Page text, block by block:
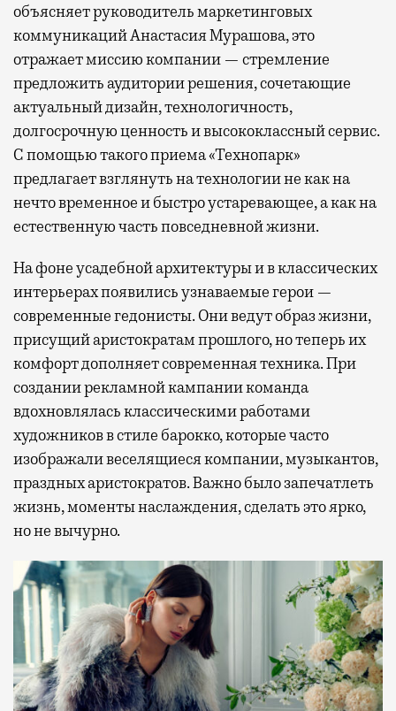
объясняет руководитель маркетинговых
коммуникаций Анастасия Мурашова, это
отражает миссию компании — стремление
предложить аудитории решения, сочетающие
актуальный дизайн, технологичность,
долгосрочную ценность и высококлассный сервис.
С помощью такого приема «Технопарк»
предлагает взглянуть на технологии не как на
нечто временное и быстро устаревающее, а как на
естественную часть повседневной жизни.
На фоне усадебной архитектуры и в классических
интерьерах появились узнаваемые герои —
современные гедонисты. Они ведут образ жизни,
присущий аристократам прошлого, но теперь их
комфорт дополняет современная техника. При
создании рекламной кампании команда
вдохновлялась классическими работами
художников в стиле барокко, которые часто
изображали веселящиеся компании, музыкантов,
праздных аристократов. Важно было запечатлеть
жизнь, моменты наслаждения, сделать это ярко,
но не вычурно.